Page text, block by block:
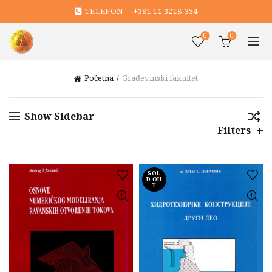
TELEFON: +381 11 3218-354
0 0
Početna Građevinski fakultet
Show Sidebar
Filters
SOL
D OU
T